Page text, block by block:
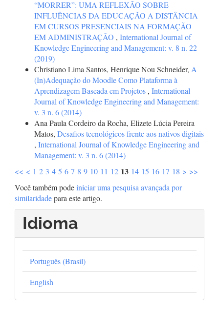
“MORRER”: UMA REFLEXÃO SOBRE
INFLUÊNCIAS DA EDUCAÇÃO A DISTÂNCIA
EM CURSOS PRESENCIAIS NA FORMAÇÃO
EM ADMINISTRAÇÃO , International Journal of
Knowledge Engineering and Management: v. 8 n. 22
(2019)
Christiano Lima Santos, Henrique Nou Schneider, A
(In)Adequação do Moodle Como Plataforma à
Aprendizagem Baseada em Projetos , International
Journal of Knowledge Engineering and Management:
v. 3 n. 6 (2014)
Ana Paula Cordeiro da Rocha, Elizete Lúcia Pereira
Matos, Desafios tecnológicos frente aos nativos digitais
, International Journal of Knowledge Engineering and
Management: v. 3 n. 6 (2014)
<< < 1 2 3 4 5 6 7 8 9 10 11 12 13 14 15 16 17 18 > >>
Você também podeiniciar uma pesquisa avançada por
similaridadepara este artigo.
Idioma
Português (Brasil)
English